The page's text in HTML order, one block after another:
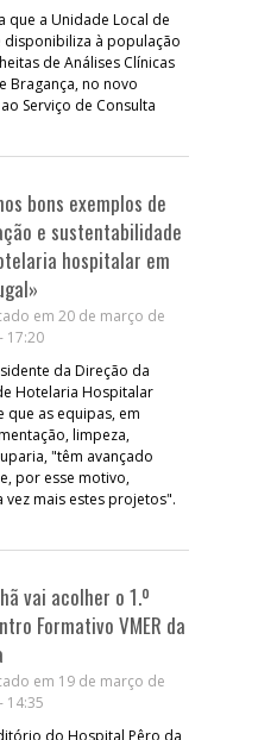
que a Unidade Local de
disponibiliza à população
de Análises Clínicas
Bragança, no novo
Serviço de Consulta
bons exemplos de
e sustentabilidade
hospitalar em
em 20 de março de
17:20
da Direção da
Hotelaria Hospitalar
que as equipas, em
limpeza,
"têm avançado
por esse motivo,
mais estes projetos".
vai acolher o 1.º
Formativo VMER da
em 19 de março de
14:35
do Hospital Pêro da